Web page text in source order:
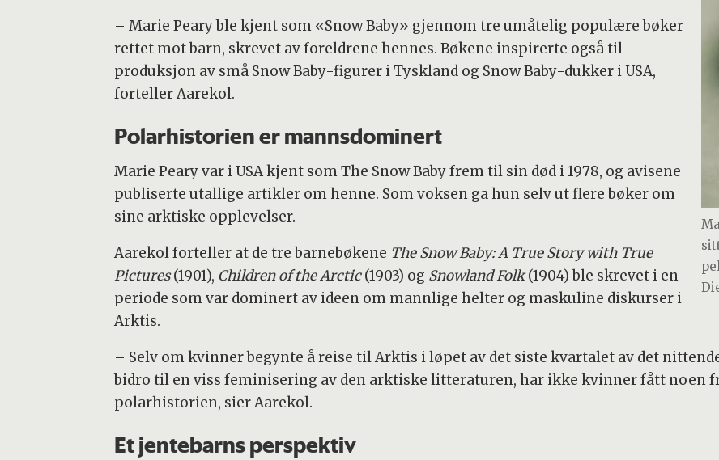
– Marie Peary ble kjent som «Snow Baby» gjennom tre umåtelig populære bøker
rettet mot barn, skrevet av foreldrene hennes. Bøkene inspirerte også til
produksjon av små Snow Baby-figurer i Tyskland og Snow Baby-dukker i USA,
forteller Aarekol.
Polarhistorien er mannsdominert
Marie Peary var i USA kjent som The Snow Baby frem til sin død i 1978, og avisene
publiserte utallige artikler om henne. Som voksen ga hun selv ut flere bøker om
sine arktiske opplevelser.
Aarekol forteller at de tre barnebøkene The Snow Baby: A True Story with True
Pictures(1901), Children of the Arctic(1903) og Snowland Folk(1904) ble skrevet i en
periode som var dominert av ideen om mannlige helter og maskuline diskurser i
Arktis.
– Selv om kvinner begynte å reise til Arktis i løpet av det siste kvartalet av det
bidro til en viss feminisering av den arktiske litteraturen, har ikke kvinner fått noen
polarhistorien, sier Aarekol.
Et jentebarns perspektiv